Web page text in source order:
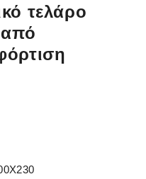
τελάρο